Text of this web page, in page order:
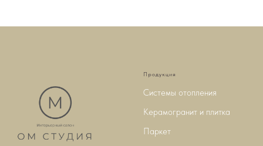
Продукция
Системы отопления
Керамогранит и плитка
Паркет